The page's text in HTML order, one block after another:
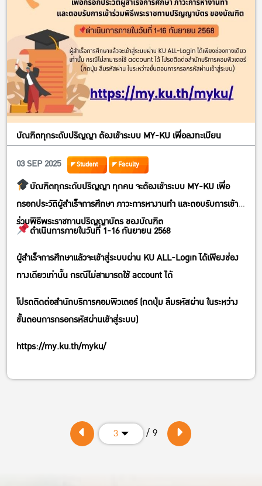
บัณฑิตทุกระดับปริญญา ต้องเข้าระบบ MY-KU เพื่อลงทะเบียน
03 SEP 2025
Student Faculty
บัณฑิตทุกระดับปริญญา ทุกคน จะต้องเข้าระบบ MY-KU เพื่อ
กรอกประวัติผู้สำเร็จการศึกษา ภาวะการหางานทำ และตอบรับการเข้า
ร่วมพิธีพระราชทานปริญญาบัตร ของบัณฑิต
ดำเนินการภายในวันที่ 1-16 กันยายน 2568
ผู้สำเร็จการศึกษาแล้วจะเข้าสู่ระบบผ่าน KU ALL-Login ได้เพียงช่อง
ทางเดียวเท่านั้น กรณีไม่สามารถใช้ account ได้
โปรดติดต่อสำนักบริการคอมพิวเตอร์ (กดปุ่ม ลืมรหัสผ่าน ในระหว่าง
ขั้นตอนการกรอกรหัสผ่านเข้าสู่ระบบ)
https://my.ku.th/myku/
3 / 9